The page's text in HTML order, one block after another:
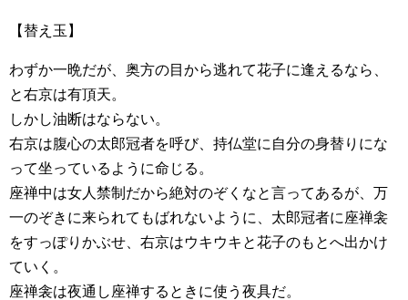
【替え玉】
わずか一晩だが、奥方の目から逃れて花子に逢えるなら、
と右京は有頂天。
しかし油断はならない。
右京は腹心の太郎冠者を呼び、持仏堂に自分の身替りにな
って坐っているように命じる。
座禅中は女人禁制だから絶対のぞくなと言ってあるが、万
一のぞきに来られてもばれないように、太郎冠者に座禅衾
をすっぽりかぶせ、右京はウキウキと花子のもとへ出かけ
ていく。
座禅衾は夜通し座禅するときに使う夜具だ。